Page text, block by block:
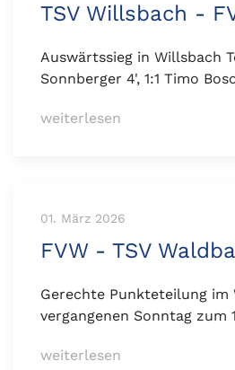
TSV Willsbach -
Auswärtssieg in Willsbach
Sonnberger 4', 1:1 Timo
weiterlesen
01. März 2026
FVW - TSV
Gerechte Punkteteilung im
vergangenen Sonntag zum
weiterlesen